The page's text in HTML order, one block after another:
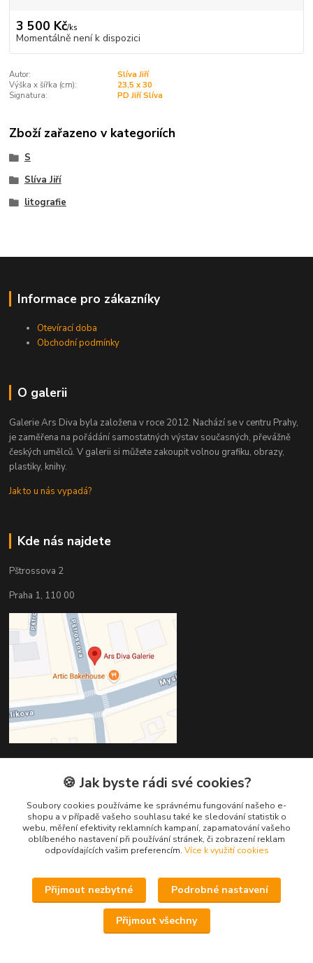
3 500 Kč/ks
Momentálně není k dispozici
Autor:
Slíva Jiří
Výška x šířka (cm):
23,5 x 30
Signatura:
PD Jiří Slíva
Zboží zařazeno v kategoriích
S
Slíva Jiří
litografie
Informace pro zákazníky
Otevírací doba
Obchodní podmínky
O galerii
Galerie Ars Diva byla založena v roce 2012. Nachází se v centru Prahy,
je zaměřena na pořádání samostatných výstav současných, převážně
českých umělců. V galerii si můžete zakoupit volnou grafiku, obrazy,
plastiky, knihy.
Jak to u nás vypadá?
Kde nás najdete
Pštrossova 2
Praha 1, 110 00
Kontakty
Věra Hédervári
+420 603 821 712
vera@arsdiva.cz
🍪 Jak byste rádi své cookies?
Soubory cookies používáme ke správnému fungování našeho e-
shopu a v případě vašeho souhlasu také ke sledování statistik o
webu, měření efektivity reklamních kampaní, zapamatování vašeho
oblíbeného nastavení při používání stránek, či zobrazení reklam
odpovídajících vašim preferencím. Více k využití cookies
Přijmout nezbytné Podrobné nastavení
Přijmout všechny